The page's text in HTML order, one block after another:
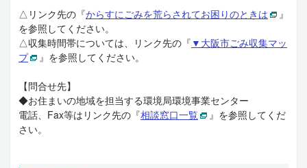
△リンク先の『からすにごみを荒らされてお困りのときは
』
を参照してください。
△収集時間帯については、リンク先の『 ▼大阪市ごみ収集マッ
プ
』を参照してください。
【問合せ先】
◆お住まいの地域を担当する環境局環境事業センター
電話、Fax等はリンク先の『相談窓口一覧
』を参照してくだ
さい。